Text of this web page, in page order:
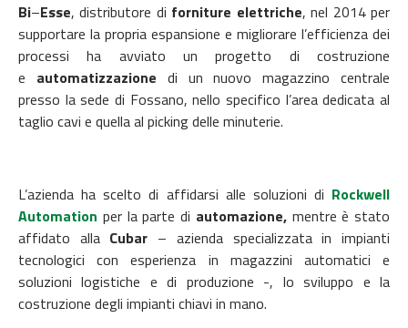
Bi–Esse, distributore di forniture elettriche, nel 2014 per
supportare la propria espansione e migliorare l’efficienza dei
processi ha avviato un progetto di costruzione
e automatizzazione di un nuovo magazzino centrale
presso la sede di Fossano, nello specifico l’area dedicata al
taglio cavi e quella al picking delle minuterie.
L’azienda ha scelto di affidarsi alle soluzioni di Rockwell
Automation per la parte di automazione, mentre è stato
affidato alla Cubar – azienda specializzata in impianti
tecnologici con esperienza in magazzini automatici e
soluzioni logistiche e di produzione -, lo sviluppo e la
costruzione degli impianti chiavi in mano.